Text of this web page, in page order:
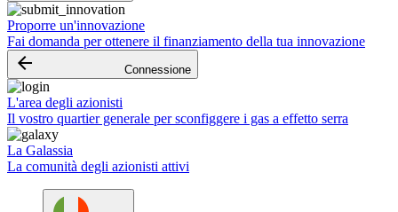
Proporre un'innovazione
Fai domanda per ottenere il finanziamento della tua innovazione
arrow_backward Connessione
L'area degli azionisti
Il vostro quartier generale per sconfiggere i gas a effetto serra
La Galassia
La comunità degli azionisti attivi